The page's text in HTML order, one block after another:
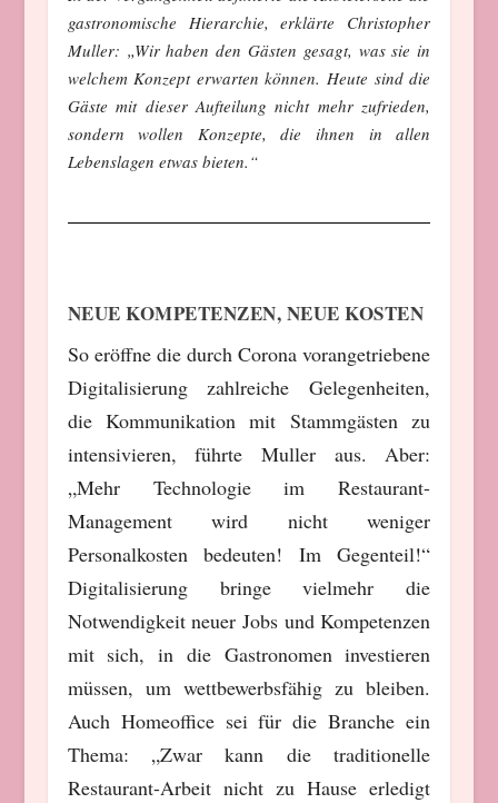
gastronomische Hierarchie, erklärte Christopher
Muller: „Wir haben den Gästen gesagt, was sie in
welchem Konzept erwarten können. Heute sind die
Gäste mit dieser Aufteilung nicht mehr zufrieden,
sondern wollen Konzepte, die ihnen in allen
Lebenslagen etwas bieten.“
NEUE KOMPETENZEN, NEUE KOSTEN
So eröffne die durch Corona vorangetriebene
Digitalisierung zahlreiche Gelegenheiten,
die Kommunikation mit Stammgästen zu
intensivieren, führte Muller aus. Aber:
„Mehr Technologie im Restaurant-
Management wird nicht weniger
Personalkosten bedeuten! Im Gegenteil!“
Digitalisierung bringe vielmehr die
Notwendigkeit neuer Jobs und Kompetenzen
mit sich, in die Gastronomen investieren
müssen, um wettbewerbsfähig zu bleiben.
Auch Homeoffice sei für die Branche ein
Thema: „Zwar kann die traditionelle
Restaurant-Arbeit nicht zu Hause erledigt